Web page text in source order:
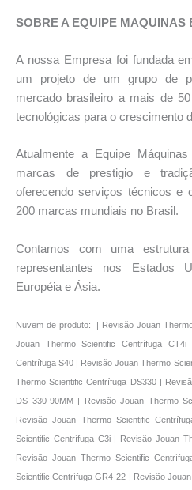
SOBRE A EQUIPE MAQUINAS
A nossa Empresa foi fundada
um projeto de um grupo de
mercado brasileiro a mais de
tecnológicas para o crescimento
Atualmente a Equipe
marcas de prestigio e
oferecendo serviços técnicos e
200 marcas mundiais no Brasil.
Contamos com uma
representantes nos Estados
Européia e Ásia.
Nuvem de produto: | Revisão Jouan
Jouan Thermo Scientific Centrífuga
Centrífuga S40 | Revisão Jouan Thermo
Thermo Scientific Centrífuga DS330 |
DS 330-90MM | Revisão Jouan Thermo
Revisão Jouan Thermo Scientific
Scientific Centrífuga C3i | Revisão Jouan
Revisão Jouan Thermo Scientific
Scientific Centrífuga GR4-22 | Revisão